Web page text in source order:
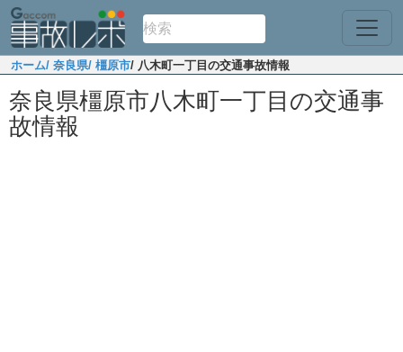
ホーム/ 奈良県/ 橿原市/ 八木町一丁目の交通事故情報
奈良県橿原市八木町一丁目の交通事
故情報